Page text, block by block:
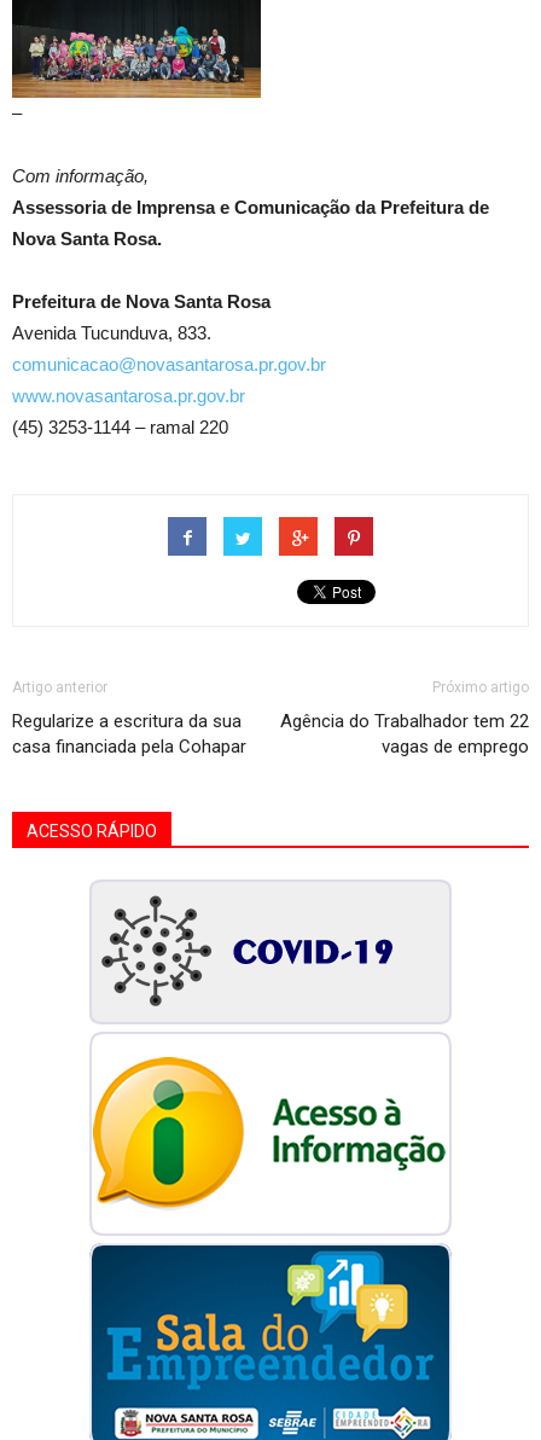
–
Com informação,
Assessoria de Imprensa e Comunicação da Prefeitura de
Nova Santa Rosa.
Prefeitura de Nova Santa Rosa
Avenida Tucunduva, 833.
comunicacao@novasantarosa.pr.gov.br
www.novasantarosa.pr.gov.br
(45) 3253-1144 – ramal 220
Artigo anterior
Regularize a escritura da sua
casa financiada pela Cohapar
Próximo artigo
Agência do Trabalhador tem 22
vagas de emprego
ACESSO RÁPIDO